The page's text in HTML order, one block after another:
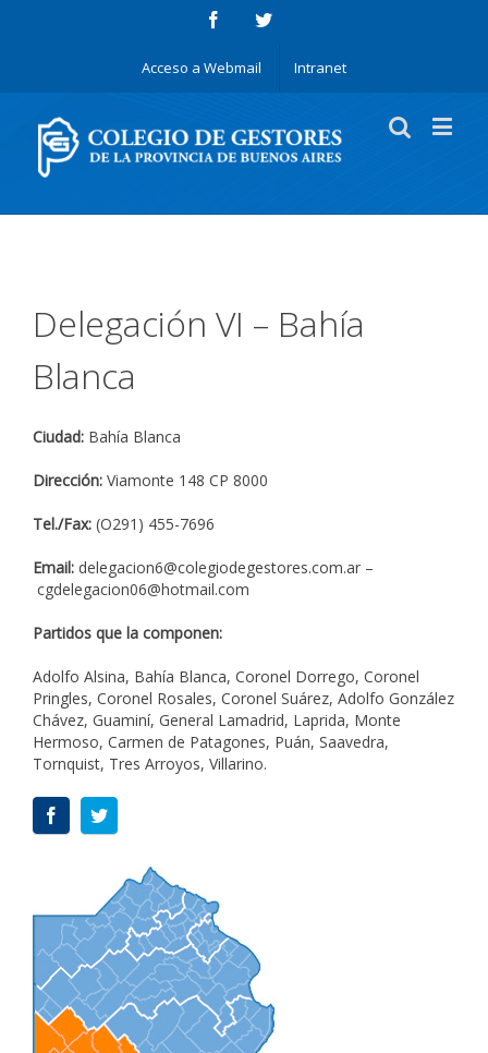
Acceso a Webmail Intranet
Delegación VI – Bahía
Blanca
Ciudad: Bahía Blanca
Dirección: Viamonte 148 CP 8000
Tel./Fax: (O291) 455-7696
Email: delegacion6@colegiodegestores.com.ar –
cgdelegacion06@hotmail.com
Partidos que la componen:
Adolfo Alsina, Bahía Blanca, Coronel Dorrego, Coronel
Pringles, Coronel Rosales, Coronel Suárez, Adolfo González
Chávez, Guaminí, General Lamadrid, Laprida, Monte
Hermoso, Carmen de Patagones, Puán, Saavedra,
Tornquist, Tres Arroyos, Villarino.